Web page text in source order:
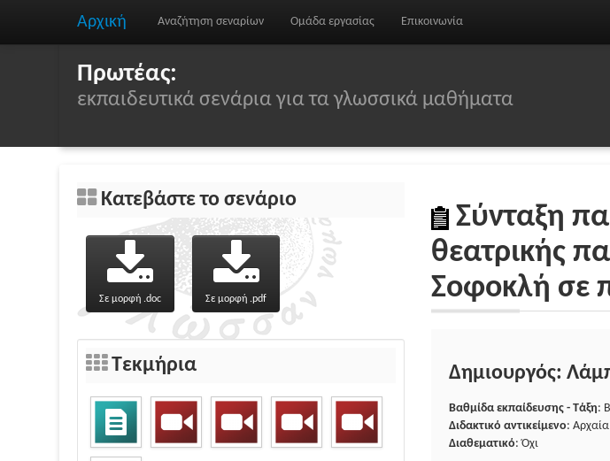
Αρχική Αναζήτηση σεναρίων Ομάδα εργασίας Επικοινωνία
Πρωτέας:
εκπαιδευτικά σενάρια για τα γλωσσικά μαθήματα
Κατεβάστε το σενάριο
Σε μορφή .doc Σε μορφή .pdf
Τεκμήρια
Σύνταξη
θεατρικής
Σοφοκλή σε
Δημιουργός:
Βαθμίδα εκπαίδευσης - Τάξη:
Διδακτικό αντικείμενο:
Διαθεματικό: Όχι